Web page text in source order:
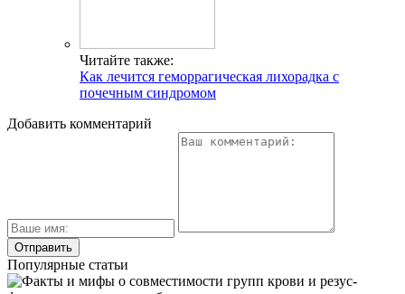
Читайте также:
Как лечится геморрагическая лихорадка с
почечным синдромом
Добавить комментарий
Популярные статьи